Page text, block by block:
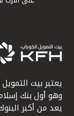
يعتبر بيت
يعد من أكبر